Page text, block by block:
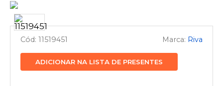
11519451 Riva
ADICIONAR NA LISTA DE PRESENTES